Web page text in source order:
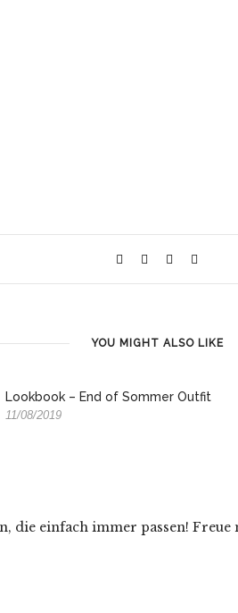
YOU MIGHT ALSO LIKE
Lookbook – End of Sommer Outfit
11/08/2019
die einfach immer passen!